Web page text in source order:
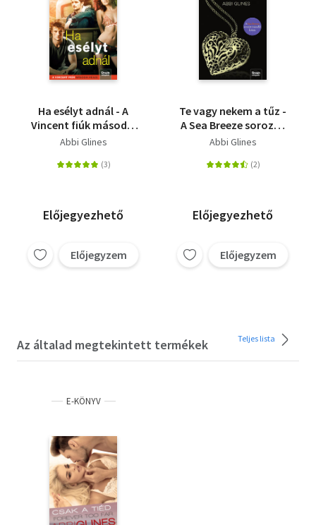
Ha esélyt adnál - A
Vincent fiúk második
része
Abbi Glines
Előjegyezhető
Előjegyzem
Te vagy nekem a tűz -
A Sea Breeze sorozat
második kötete
Abbi Glines
Előjegyezhető
Előjegyzem
Az általad megtekintett termékek Teljes lista
E-KÖNYV